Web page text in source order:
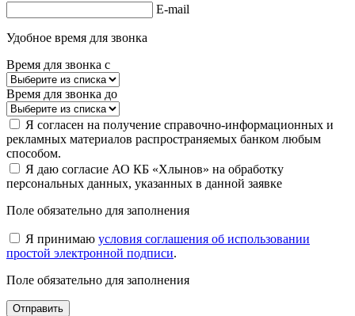
E-mail
Удобное время для звонка
Время для звонка с
Время для звонка до
Я согласен на получение справочно-информационных и
рекламных материалов распространяемых банком любым
способом.
Я даю согласие АО КБ «Хлынов» на обработку
персональных данных, указанных в данной заявке
Поле обязательно для заполнения
Я принимаю условия соглашения об использовании
простой электронной подписи.
Поле обязательно для заполнения
Отправить